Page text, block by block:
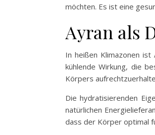
möchten. Es ist eine
Ayran als
In heißen Klimazonen
kühlende Wirkung, die
Körpers
Die hydratisierenden
natürlichen
dass der Körper optimal